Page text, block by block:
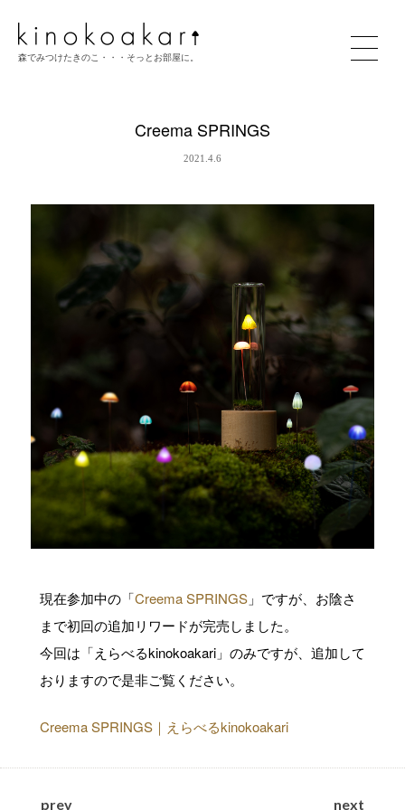
森でみつけたきのこ・・・そっとお部屋に。
Creema SPRINGS
2021.4.6
現在参加中の「Creema SPRINGS」ですが、お陰さ
まで初回の追加リワードが完売しました。
今回は「えらべるkinokoakari」のみですが、追加して
おりますので是非ご覧ください。
Creema SPRINGS｜えらべるkinokoakari
prev next